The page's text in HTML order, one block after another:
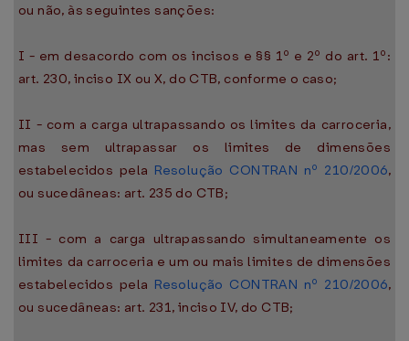
ou não, às seguintes sanções:
I - em desacordo com os incisos e §§ 1º e 2º do art. 1º:
art. 230, inciso IX ou X, do CTB, conforme o caso;
II - com a carga ultrapassando os limites da carroceria,
mas sem ultrapassar os limites de dimensões
estabelecidos pela Resolução CONTRAN nº 210/2006,
ou sucedâneas: art. 235 do CTB;
III - com a carga ultrapassando simultaneamente os
limites da carroceria e um ou mais limites de dimensões
estabelecidos pela Resolução CONTRAN nº 210/2006,
ou sucedâneas: art. 231, inciso IV, do CTB;